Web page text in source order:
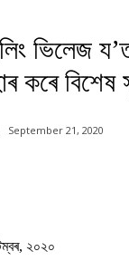
ভিলেজ
কৰে বিশেষ
September 21, 2020
২০২০